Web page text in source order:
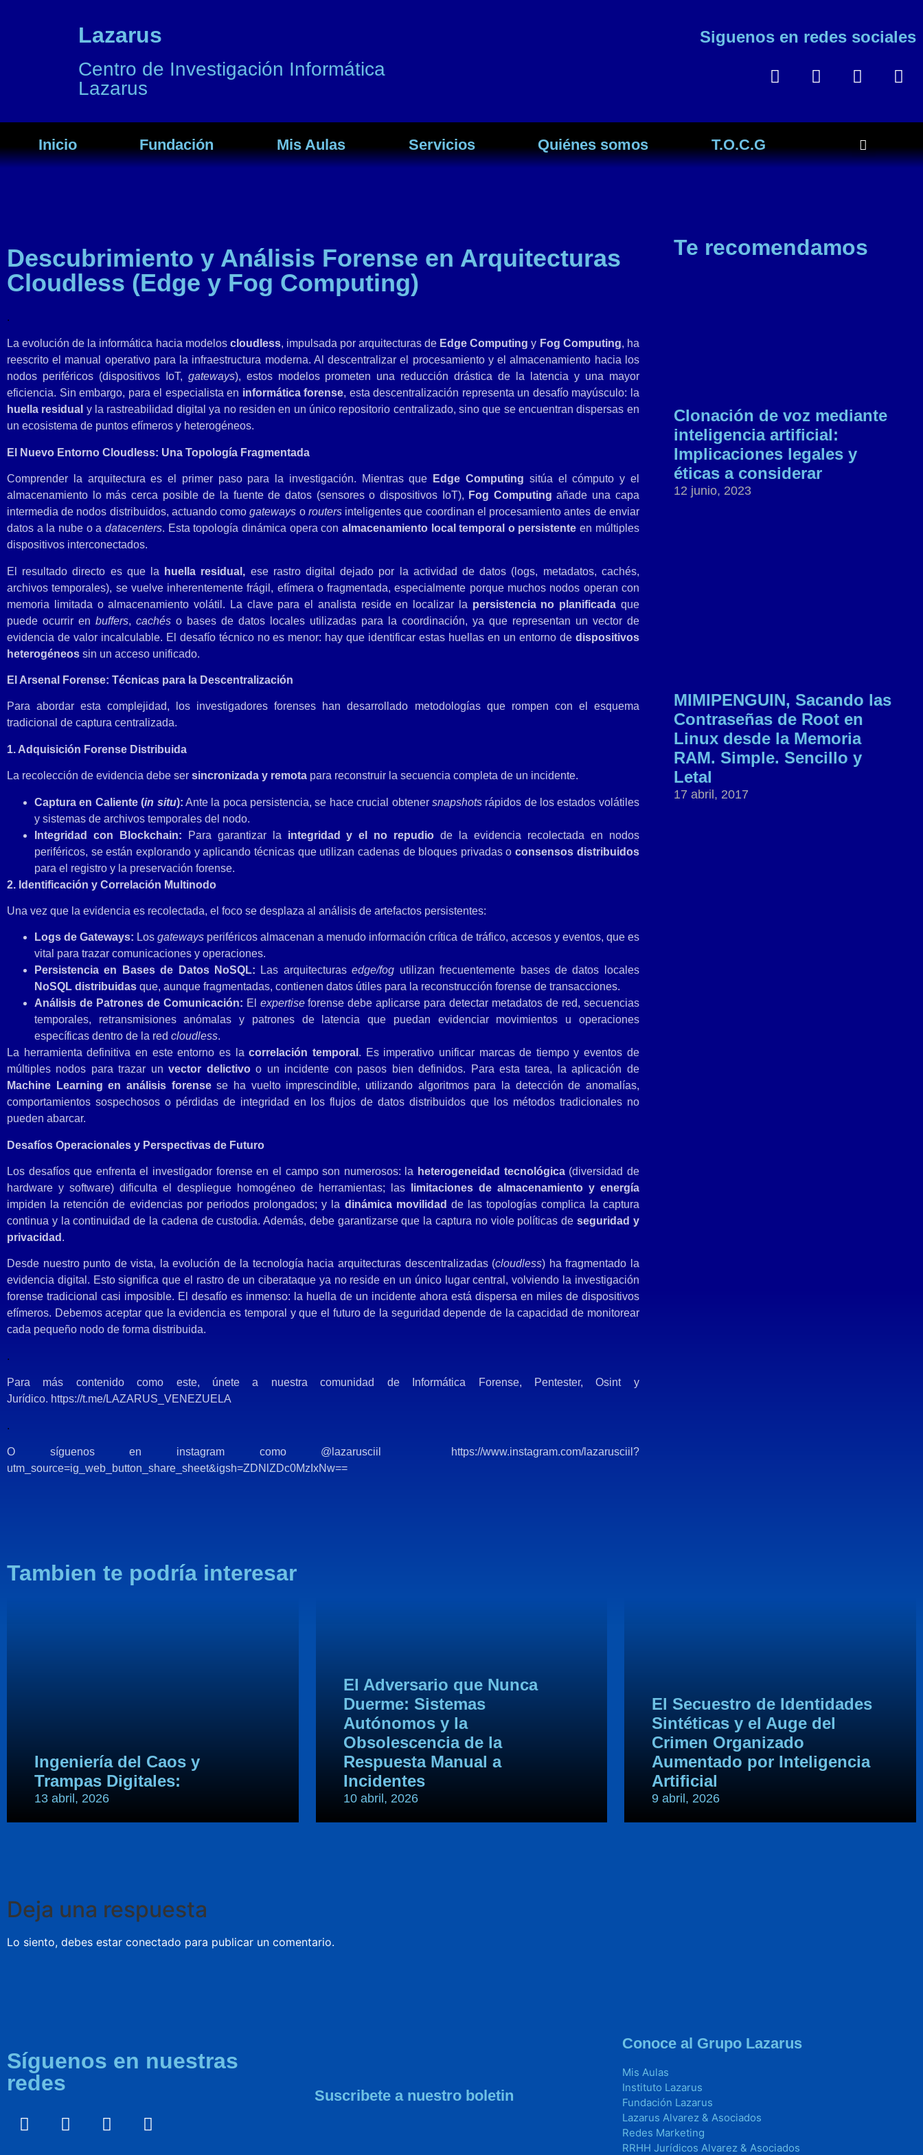
Lazarus
Centro de Investigación Informática
Lazarus
Siguenos en redes sociales
Inicio Fundación Mis Aulas Servicios Quiénes somos T.O.C.G
Descubrimiento y Análisis Forense en Arquitecturas
Cloudless (Edge y Fog Computing)
.
La evolución de la informática hacia modelos cloudless, impulsada por arquitecturas de Edge Computing y Fog Computing, ha
reescrito el manual operativo para la infraestructura moderna. Al descentralizar el procesamiento y el almacenamiento hacia los
nodos periféricos (dispositivos IoT, gateways), estos modelos prometen una reducción drástica de la latencia y una mayor
eficiencia. Sin embargo, para el especialista en informática forense, esta descentralización representa un desafío mayúsculo: la
huella residual y la rastreabilidad digital ya no residen en un único repositorio centralizado, sino que se encuentran dispersas en
un ecosistema de puntos efímeros y heterogéneos.
El Nuevo Entorno Cloudless: Una Topología Fragmentada
Comprender la arquitectura es el primer paso para la investigación. Mientras que Edge Computing sitúa el cómputo y el
almacenamiento lo más cerca posible de la fuente de datos (sensores o dispositivos IoT), Fog Computing añade una capa
intermedia de nodos distribuidos, actuando comogateways o routersinteligentes que coordinan el procesamiento antes de enviar
datos a la nube o a datacenters. Esta topología dinámica opera con almacenamiento local temporal o persistente en múltiples
dispositivos interconectados.
El resultado directo es que la huella residual, ese rastro digital dejado por la actividad de datos (logs, metadatos, cachés,
archivos temporales), se vuelve inherentemente frágil, efímera o fragmentada, especialmente porque muchos nodos operan con
memoria limitada o almacenamiento volátil. La clave para el analista reside en localizar la persistencia no planificada que
puede ocurrir en buffers, cachéso bases de datos locales utilizadas para la coordinación, ya que representan un vector de
evidencia de valor incalculable. El desafío técnico no es menor: hay que identificar estas huellas en un entorno de dispositivos
heterogéneos sin un acceso unificado.
El Arsenal Forense: Técnicas para la Descentralización
Para abordar esta complejidad, los investigadores forenses han desarrollado metodologías que rompen con el esquema
tradicional de captura centralizada.
1. Adquisición Forense Distribuida
La recolección de evidencia debe ser sincronizada y remota para reconstruir la secuencia completa de un incidente.
Captura en Caliente (in situ): Ante la poca persistencia, se hace crucial obtener snapshotsrápidos de los estados volátiles
y sistemas de archivos temporales del nodo.
Integridad con Blockchain: Para garantizar la integridad y el no repudio de la evidencia recolectada en nodos
periféricos, se están explorando y aplicando técnicas que utilizan cadenas de bloques privadas oconsensos distribuidos
para el registro y la preservación forense.
2. Identificación y Correlación Multinodo
Una vez que la evidencia es recolectada, el foco se desplaza al análisis de artefactos persistentes:
Logs de Gateways: Losgateways periféricos almacenan a menudo información crítica de tráfico, accesos y eventos, que es
vital para trazar comunicaciones y operaciones.
Persistencia en Bases de Datos NoSQL: Las arquitecturasedge/fog utilizan frecuentemente bases de datos locales
NoSQL distribuidas que, aunque fragmentadas, contienen datos útiles para la reconstrucción forense de transacciones.
Análisis de Patrones de Comunicación: El expertiseforense debe aplicarse para detectar metadatos de red, secuencias
temporales, retransmisiones anómalas y patrones de latencia que puedan evidenciar movimientos u operaciones
específicas dentro de la red cloudless.
La herramienta definitiva en este entorno es lacorrelación temporal . Es imperativo unificar marcas de tiempo y eventos de
múltiples nodos para trazar unvector delictivoo un incidente con pasos bien definidos. Para esta tarea, la aplicación de
Machine Learning en análisis forensese ha vuelto imprescindible, utilizando algoritmos para la detección de anomalías,
comportamientos sospechosos o pérdidas de integridad en los flujos de datos distribuidos que los métodos tradicionales no
pueden abarcar.
Desafíos Operacionales y Perspectivas de Futuro
Los desafíos que enfrenta el investigador forense en el campo son numerosos: la heterogeneidad tecnológica(diversidad de
hardware y software) dificulta el despliegue homogéneo de herramientas; las
limitaciones de almacenamiento y energía
impiden la retención de evidencias por periodos prolongados; y la dinámica movilidad de las topologías complica la captura
continua y la continuidad de la cadena de custodia. Además, debe garantizarse que la captura no viole políticas deseguridad y
privacidad .
Desde nuestro punto de vista, la evolución de la tecnología hacia arquitecturas descentralizadas (cloudless) ha fragmentado la
evidencia digital. Esto significa que el rastro de un ciberataque ya no reside en un único lugar central, volviendo la investigación
forense tradicional casi imposible. El desafío es inmenso: la huella de un incidente ahora está dispersa en miles de dispositivos
efímeros. Debemos aceptar que la evidencia es temporal y que el futuro de la seguridad depende de la capacidad de monitorear
cada pequeño nodo de forma distribuida.
.
Para más contenido como este, únete a nuestra comunidad de Informática Forense, Pentester, Osint y
Jurídico. https://t.me/LAZARUS_VENEZUELA
.
O síguenos en instagram como @lazarusciil
https://www.instagram.com/lazarusciil?
utm_source=ig_web_button_share_sheet&igsh=ZDNlZDc0MzIxNw==
Te recomendamos
Clonación de voz mediante
inteligencia artificial:
Implicaciones legales y
éticas a considerar
12 junio, 2023
MIMIPENGUIN, Sacando las
Contraseñas de Root en
Linux desde la Memoria
RAM. Simple. Sencillo y
Letal
17 abril, 2017
Tambien te podría interesar
Ingeniería del Caos y
Trampas Digitales:
13 abril, 2026
El Adversario que Nunca
Duerme: Sistemas
Autónomos y la
Obsolescencia de la
Respuesta Manual a
Incidentes
10 abril, 2026
El Secuestro de Identidades
Sintéticas y el Auge del
Crimen Organizado
Aumentado por Inteligencia
Artificial
9 abril, 2026
Deja una respuesta
Lo siento, debes estar conectado para publicar un comentario.
Síguenos en nuestras
redes
Suscribete a nuestro boletin
Conoce al Grupo Lazarus
Mis Aulas
Instituto Lazarus
Fundación Lazarus
Lazarus Alvarez & Asociados
Redes Marketing
RRHH Jurídicos Alvarez & Asociados